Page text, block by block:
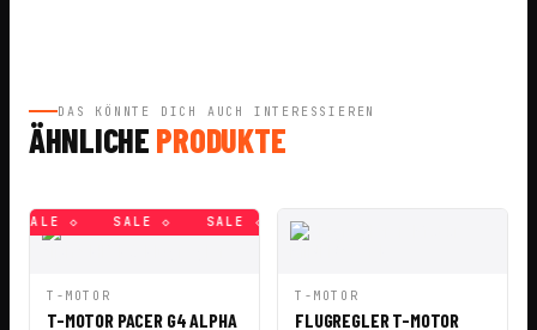
DAS KÖNNTE DICH AUCH INTERESSIEREN
ÄHNLICHE PRODUKTE
SALE ◇ SALE ◇ SALE ◇ SALE ◇
SCHNELLANSICHT
T-MOTOR
T-MOTOR PACER G4 ALPHA
SCHNELLANSICHT
T-MOTOR
FLUGREGLER T-MOTOR